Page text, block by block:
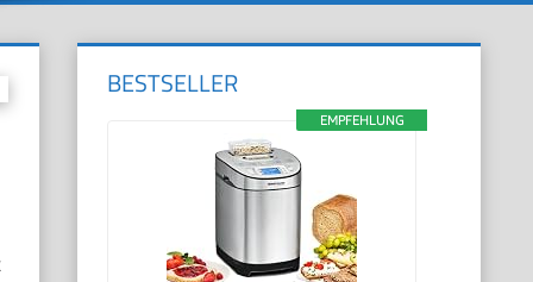
BESTSELLER
EMPFEHLUNG